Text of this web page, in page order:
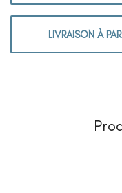
LIVRAISON À